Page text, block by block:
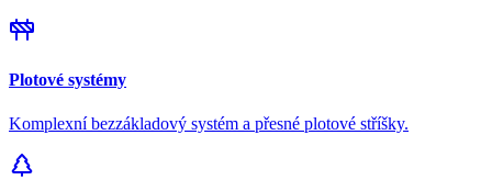
Plotové systémy
Komplexní bezzákladový systém a přesné plotové stříšky.